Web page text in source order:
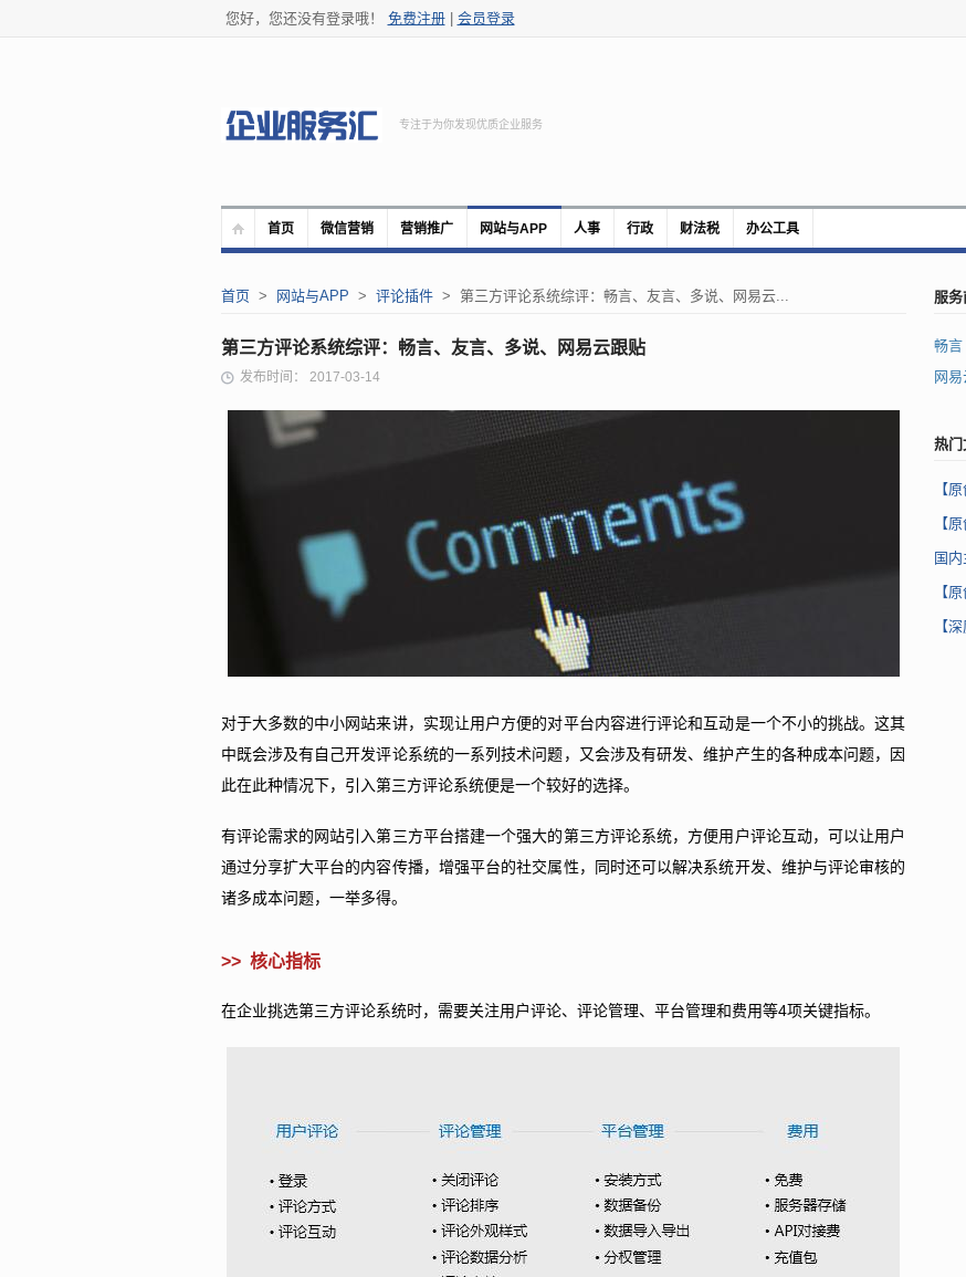
您好，您还没有登录哦！ 免费注册| 会员登录
专注于为你发现优质企业服务
首页 微信营销 营销推广 网站与APP 人事 行政 财法税 办公工具
首页> 网站与APP > 评论插件> 第三方评论系统综评：畅言、友言、多说、网易云...
第三方评论系统综评：畅言、友言、多说、网易云跟贴
发布时间： 2017-03-14
对于大多数的中小网站来讲，实现让用户方便的对平台内容进行评论和互动是一个不小的挑战。这其
中既会涉及有自己开发评论系统的一系列技术问题，又会涉及有研发、维护产生的各种成本问题，因
此在此种情况下，引入第三方评论系统便是一个较好的选择。
有评论需求的网站引入第三方平台搭建一个强大的第三方评论系统，方便用户评论互动，可以让用户
通过分享扩大平台的内容传播，增强平台的社交属性，同时还可以解决系统开发、维护与评论审核的
诸多成本问题，一举多得。
>> 核心指标
在企业挑选第三方评论系统时，需要关注用户评论、评论管理、平台管理和费用等4项关键指标。
服务
畅言
网
热门
【
【
国
【
【